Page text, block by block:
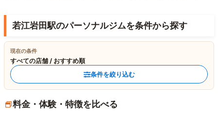
若江岩田駅のパーソナルジムを条件から探す
現在の条件
すべての店舗 / おすすめ順
条件を絞り込む
料金・体験・特徴を比べる